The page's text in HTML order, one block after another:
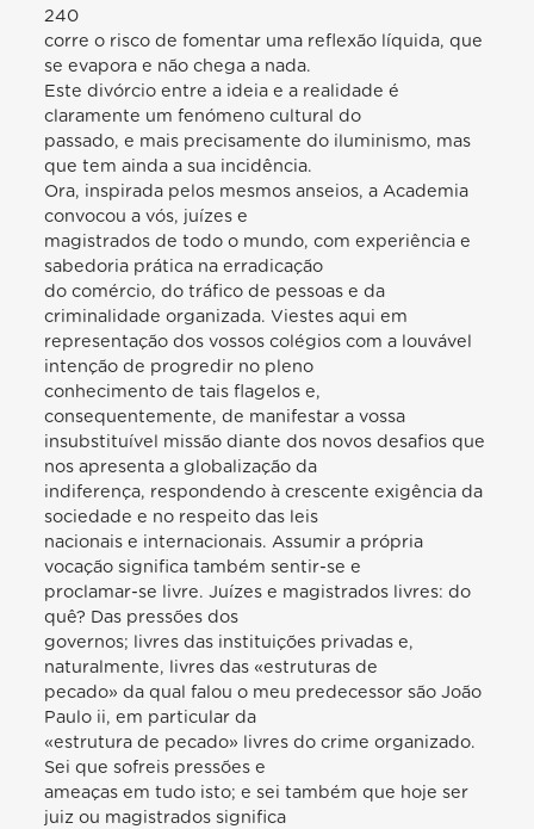
240
corre o risco de fomentar uma reflexão líquida, que
se evapora e não chega a nada.
Este divórcio entre a ideia e a realidade é
claramente um fenómeno cultural do
passado, e mais precisamente do iluminismo, mas
que tem ainda a sua incidência.
Ora, inspirada pelos mesmos anseios, a Academia
convocou a vós, juízes e
magistrados de todo o mundo, com experiência e
sabedoria prática na erradicação
do comércio, do tráfico de pessoas e da
criminalidade organizada. Viestes aqui em
representação dos vossos colégios com a louvável
intenção de progredir no pleno
conhecimento de tais flagelos e,
consequentemente, de manifestar a vossa
insubstituível missão diante dos novos desafios que
nos apresenta a globalização da
indiferença, respondendo à crescente exigência da
sociedade e no respeito das leis
nacionais e internacionais. Assumir a própria
vocação significa também sentir-se e
proclamar-se livre. Juízes e magistrados livres: do
quê? Das pressões dos
governos; livres das instituições privadas e,
naturalmente, livres das «estruturas de
pecado» da qual falou o meu predecessor são João
Paulo ii, em particular da
«estrutura de pecado» livres do crime organizado.
Sei que sofreis pressões e
ameaças em tudo isto; e sei também que hoje ser
juiz ou magistrados significa